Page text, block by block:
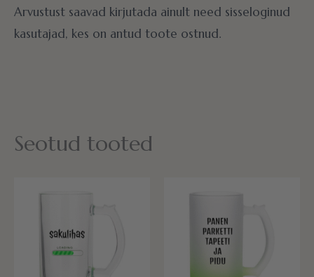
Arvustust saavad kirjutada ainult need sisseloginud
kasutajad, kes on antud toote ostnud.
Seotud tooted